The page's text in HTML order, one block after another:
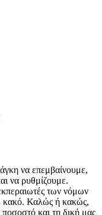
να επεμβαίνουμε,
να ρυθμίζουμε.
των νόμων
κακό. Καλώς ή κακώς,
ποσοστό και τη δική μας